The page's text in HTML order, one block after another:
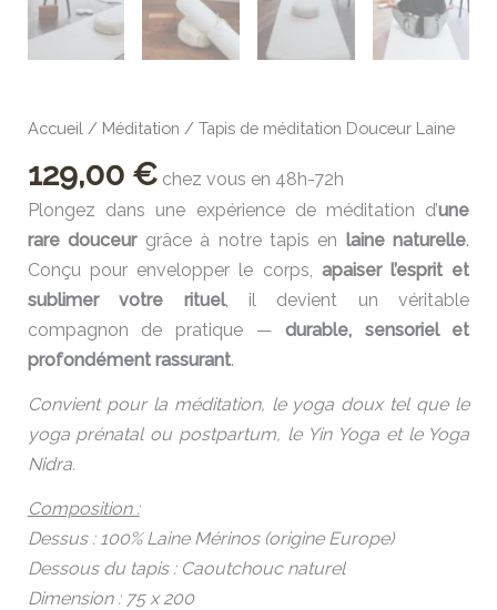
Accueil / Méditation / Tapis de méditation Douceur Laine
129,00 € chez vous en 48h-72h
Plongez dans une expérience de méditation d’une
rare douceurgrâce à notre tapis en laine naturelle.
Conçu pour envelopper le corps, apaiser l’esprit et
sublimer votre rituel, il devient un véritable
compagnon de pratique —durable, sensoriel et
profondément rassurant.
Convient pour la méditation, le yoga doux tel que le
yoga prénatal ou postpartum, le Yin Yoga et le Yoga
Nidra.
Composition :
Dessus : 100% Laine Mérinos (origine Europe)
Dessous du tapis : Caoutchouc naturel
Dimension : 75 x 200